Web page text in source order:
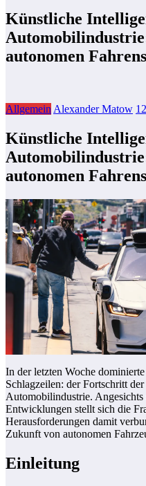
Künstliche
autonomen Fahrens
Allgemein Alexander Matow
Künstliche
autonomen Fahrens
In der letzten Woche
Schlagzeilen: der Fortschritt der
Automobilindustrie. Angesichts
Entwicklungen stellt sich die
Herausforderungen damit
Zukunft von autonomen
Einleitung